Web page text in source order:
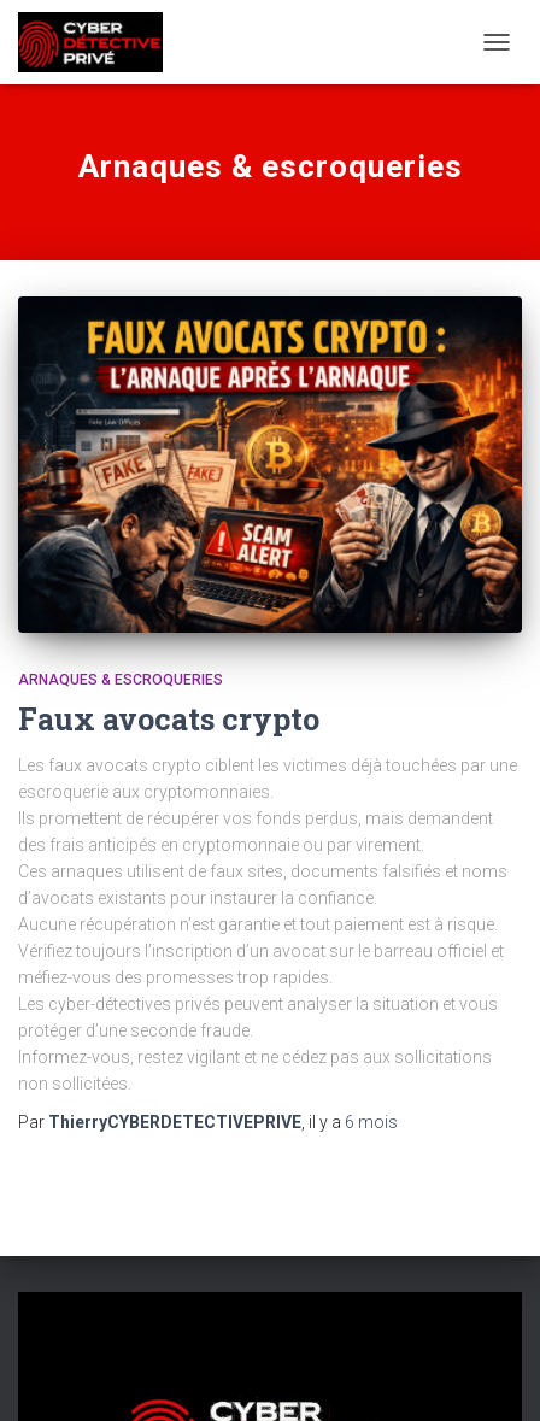
Arnaques & escroqueries
ARNAQUES & ESCROQUERIES
Faux avocats crypto
Les faux avocats crypto ciblent les victimes déjà touchées par une
escroquerie aux cryptomonnaies.
Ils promettent de récupérer vos fonds perdus, mais demandent
des frais anticipés en cryptomonnaie ou par virement.
Ces arnaques utilisent de faux sites, documents falsifiés et noms
d’avocats existants pour instaurer la confiance.
Aucune récupération n’est garantie et tout paiement est à risque.
Vérifiez toujours l’inscription d’un avocat sur le barreau officiel et
méfiez-vous des promesses trop rapides.
Les cyber-détectives privés peuvent analyser la situation et vous
protéger d’une seconde fraude.
Informez-vous, restez vigilant et ne cédez pas aux sollicitations
non sollicitées.
Par ThierryCYBERDETECTIVEPRIVE , il y a 6 mois